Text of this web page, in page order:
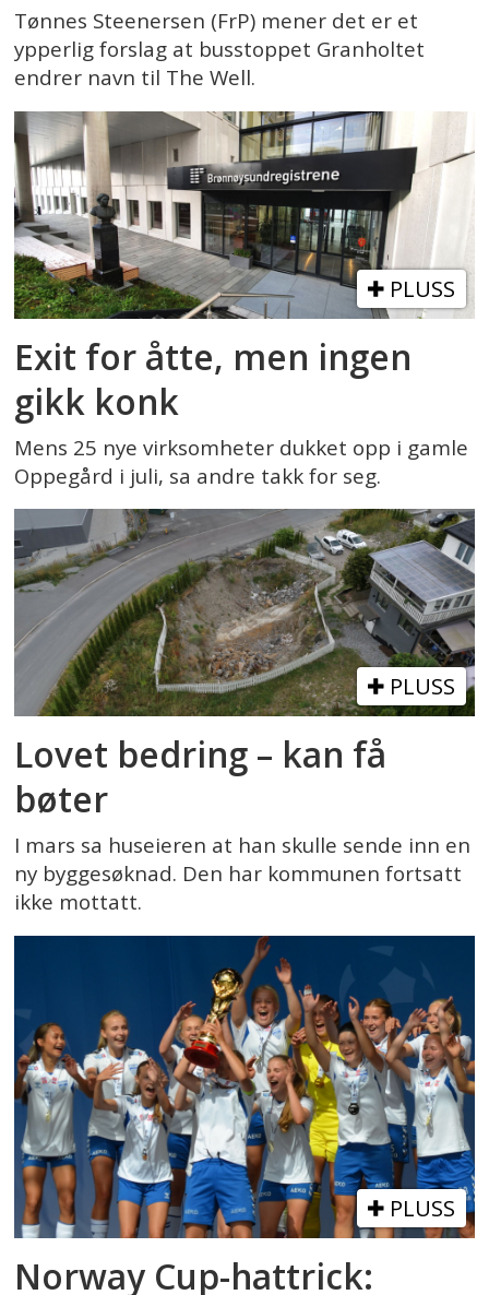
Tønnes Steenersen (FrP) mener det er et
ypperlig forslag at busstoppet Granholtet
endrer navn til The Well.
PLUSS
Exit for åtte, men ingen
gikk konk
Mens 25 nye virksomheter dukket opp i gamle
Oppegård i juli, sa andre takk for seg.
PLUSS
Lovet bedring – kan få
bøter
I mars sa huseieren at han skulle sende inn en
ny byggesøknad. Den har kommunen fortsatt
ikke mottatt.
PLUSS
Norway Cup-hattrick: